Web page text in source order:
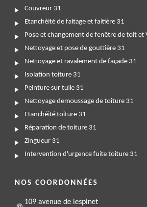
Couvreur 31
Etanchéité de faitage et faitière 31
Pose et changement de fenêtre de toit et
Nettoyage et pose de gouttière 31
Nettoyage et ravalement de façade 31
Isolation toiture 31
Peinture sur tuile 31
Nettoyage demoussage de toiture 31
Etanchéité toiture 31
Réparation de toiture 31
Zingueur 31
Intervention d'urgence fuite toiture 31
NOS COORDONNÉES
109 avenue de lespinet